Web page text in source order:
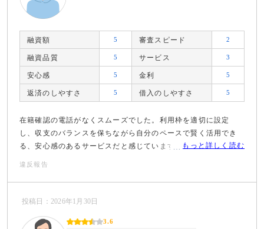
融資額 5 審査スピード 2
融資品質 5 サービス 3
安心感 5 金利 5
返済のしやすさ 5 借入のしやすさ 5
在籍確認の電話がなくスムーズでした。利用枠を適切に設定
し、収支のバランスを保ちながら自分のペースで賢く活用でき
る、安心感のあるサービスだと感じています。 もっと詳しく読む
違反報告
投稿日：2026年1月30日
3.6